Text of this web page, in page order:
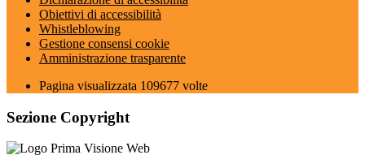
Obiettivi di accessibilità
Whistleblowing
Gestione consensi cookie
Amministrazione trasparente
Pagina visualizzata 109677 volte
Sezione Copyright